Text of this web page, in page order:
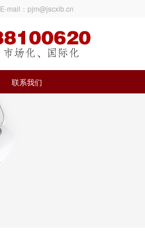
E-mail：pjm@jscxib.cn
联系我们